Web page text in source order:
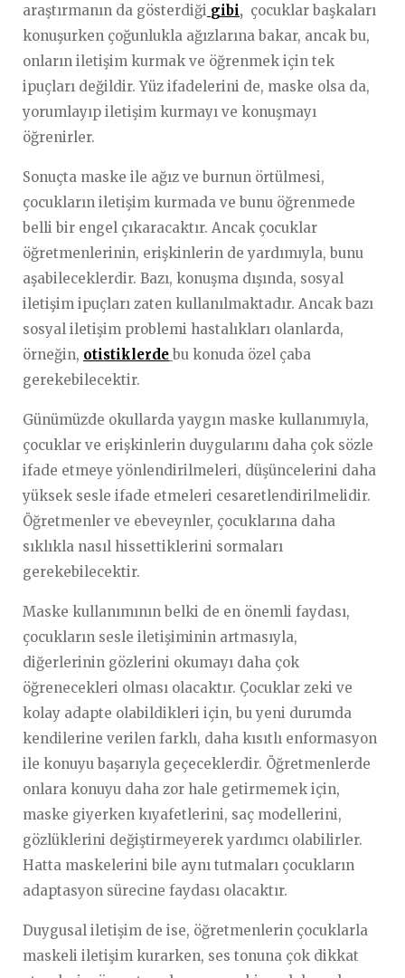
araştırmanın da gösterdiği gibi, çocuklar başkaları
konuşurken çoğunlukla ağızlarına bakar, ancak bu,
onların iletişim kurmak ve öğrenmek için tek
ipuçları değildir. Yüz ifadelerini de, maske olsa da,
yorumlayıp iletişim kurmayı ve konuşmayı
öğrenirler.
Sonuçta maske ile ağız ve burnun örtülmesi,
çocukların iletişim kurmada ve bunu öğrenmede
belli bir engel çıkaracaktır. Ancak çocuklar
öğretmenlerinin, erişkinlerin de yardımıyla, bunu
aşabileceklerdir. Bazı, konuşma dışında, sosyal
iletişim ipuçları zaten kullanılmaktadır. Ancak bazı
sosyal iletişim problemi hastalıkları olanlarda,
örneğin, otistiklerde bu konuda özel çaba
gerekebilecektir.
Günümüzde okullarda yaygın maske kullanımıyla,
çocuklar ve erişkinlerin duygularını daha çok sözle
ifade etmeye yönlendirilmeleri, düşüncelerini daha
yüksek sesle ifade etmeleri cesaretlendirilmelidir.
Öğretmenler ve ebeveynler, çocuklarına daha
sıklıkla nasıl hissettiklerini sormaları
gerekebilecektir.
Maske kullanımının belki de en önemli faydası,
çocukların sesle iletişiminin artmasıyla,
diğerlerinin gözlerini okumayı daha çok
öğrenecekleri olması olacaktır. Çocuklar zeki ve
kolay adapte olabildikleri için, bu yeni durumda
kendilerine verilen farklı, daha kısıtlı enformasyon
ile konuyu başarıyla geçeceklerdir. Öğretmenlerde
onlara konuyu daha zor hale getirmemek için,
maske giyerken kıyafetlerini, saç modellerini,
gözlüklerini değiştirmeyerek yardımcı olabilirler.
Hatta maskelerini bile aynı tutmaları çocukların
adaptasyon sürecine faydası olacaktır.
Duygusal iletişim de ise, öğretmenlerin çocuklarla
maskeli iletişim kurarken, ses tonuna çok dikkat